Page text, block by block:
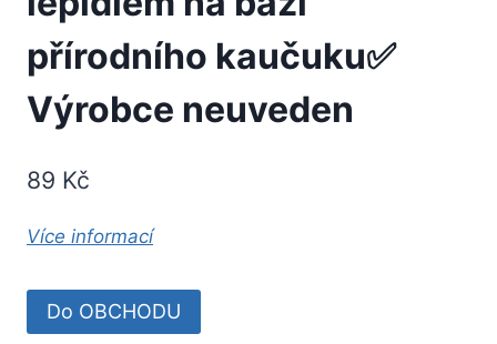
přírodního kaučuku✅
Výrobce neuveden
89 Kč
Více informací
Do OBCHODU